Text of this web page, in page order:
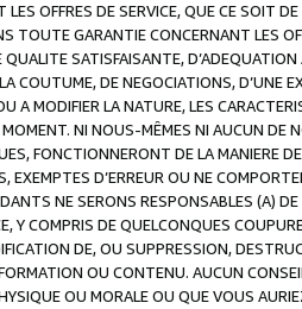
LES OFFRES DE SERVICE, QUE CE SOIT
TOUTE GARANTIE CONCERNANT LES
QUALITE SATISFAISANTE,
COUTUME, DE NEGOCIATIONS, D’UNE
A MODIFIER LA NATURE, LES
NI NOUS-MÊMES NI AUCUN DE
FONCTIONNERONT DE LA MANIERE
EXEMPTES D’ERREUR OU NE
NE SERONS RESPONSABLES (A)
Y COMPRIS DE QUELCONQUES
DE, OU SUPPRESSION,
OU CONTENU. AUCUN
OU MORALE OU QUE VOUS